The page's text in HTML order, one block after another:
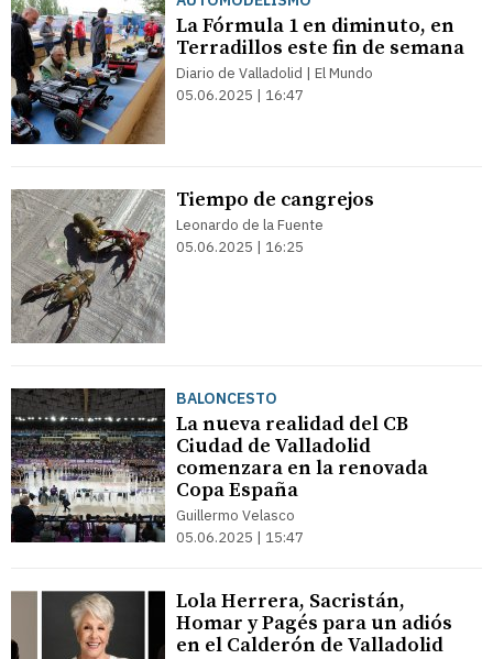
La Fórmula 1 en diminuto, en
Terradillos este fin de semana
Diario de Valladolid | El Mundo
05.06.2025 | 16:47
Tiempo de cangrejos
Leonardo de la Fuente
05.06.2025 | 16:25
BALONCESTO
La nueva realidad del CB
Ciudad de Valladolid
comenzara en la renovada
Copa España
Guillermo Velasco
05.06.2025 | 15:47
Lola Herrera, Sacristán,
Homar y Pagés para un adiós
en el Calderón de Valladolid